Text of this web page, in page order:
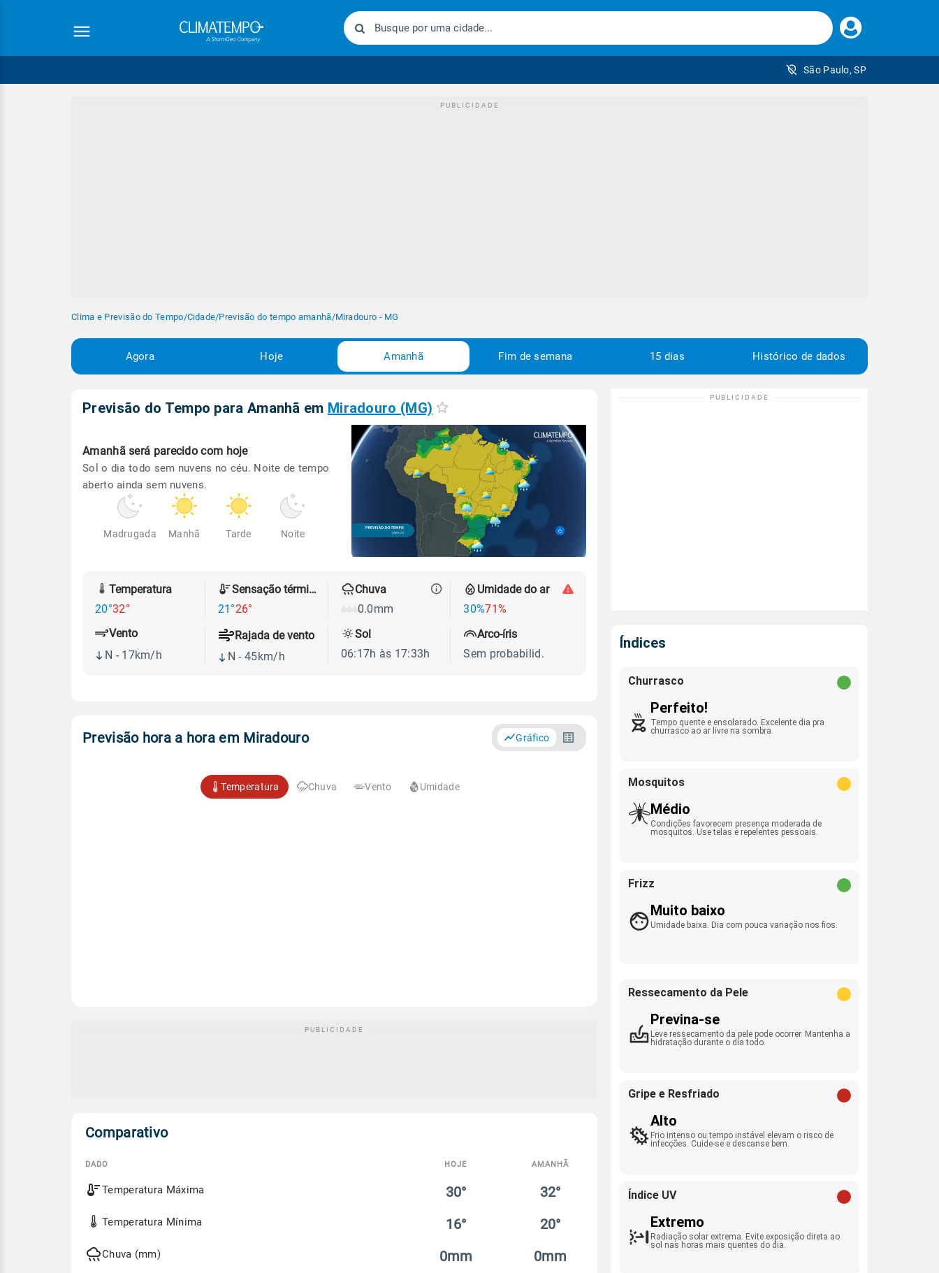
Faça
seu
São Paulo, SP
Clima e Previsão do Tempo/Cidade/Previsão do tempo amanhã/Miradouro - MG
Agora Hoje Amanhã Fim de semana 15 dias Histórico de dados
Previsão do Tempo para Amanhã em Miradouro (MG)
Amanhã será parecido com hoje
Sol o dia todo sem nuvens no céu. Noite de tempo
aberto ainda sem nuvens.
Madrugada Manhã Tarde Noite
Temperatura
20°32°
Sensação térmica
21°26°
Chuva
0.0mm
Umidade do ar
30%71%
Vento
N - 17km/h
Rajada de vento
N - 45km/h
Sol
06:17h às 17:33h
Arco-íris
Sem probabilid.
Previsão hora a hora em Miradouro Gráfico
Temperatura Chuva Vento Umidade
Comparativo
Comparativo
entre
previsão
amanhã
DADO HOJE AMANHÃ
Temperatura Máxima 30° 32°
Temperatura Mínima 16° 20°
Chuva (mm) 0mm 0mm
Índices
Churrasco
Perfeito!
Tempo quente e ensolarado. Excelente dia pra
churrasco ao ar livre na sombra.
Mosquitos
Médio
Condições favorecem presença moderada de
mosquitos. Use telas e repelentes pessoais.
Frizz
Muito baixo
Umidade baixa. Dia com pouca variação nos fios.
Ressecamento da Pele
Previna-se
Leve ressecamento da pele pode ocorrer. Mantenha a
hidratação durante o dia todo.
Gripe e Resfriado
Alto
Frio intenso ou tempo instável elevam o risco de
infecções. Cuide-se e descanse bem.
Índice UV
Extremo
Radiação solar extrema. Evite exposição direta ao
sol nas horas mais quentes do dia.